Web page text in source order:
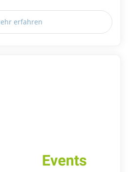
erfahren